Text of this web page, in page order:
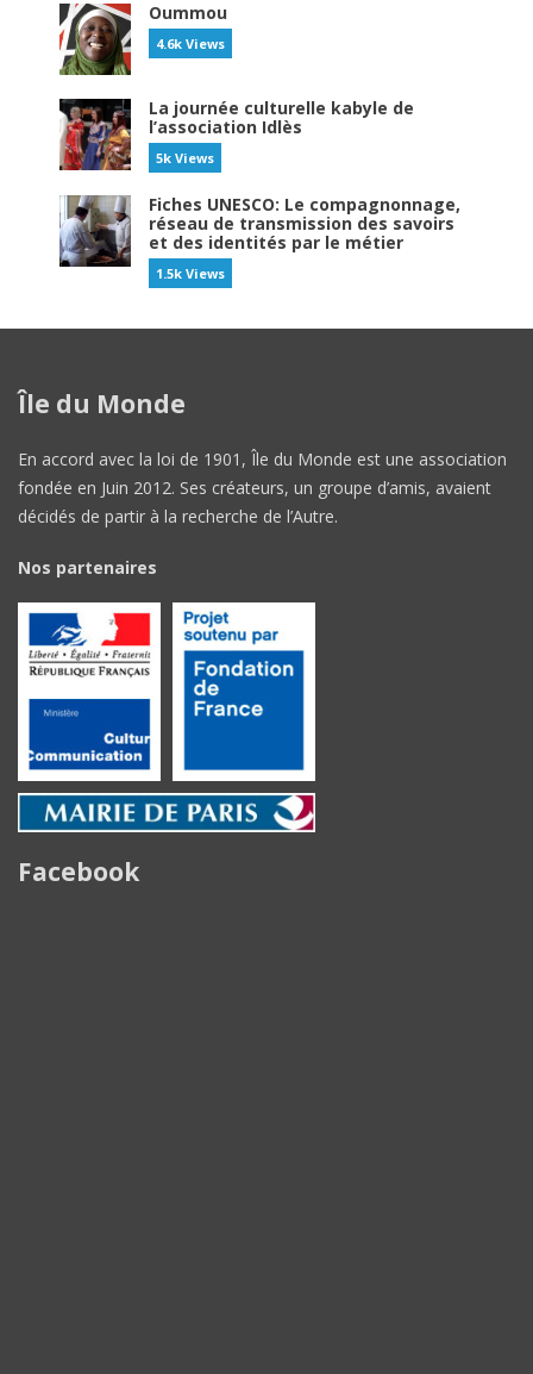
Oummou
4.6k Views
La journée culturelle kabyle de
l’association Idlès
5k Views
Fiches UNESCO: Le compagnonnage,
réseau de transmission des savoirs
et des identités par le métier
1.5k Views
Île du Monde
En accord avec la loi de 1901, Île du Monde est une association
fondée en Juin 2012. Ses créateurs, un groupe d’amis, avaient
décidés de partir à la recherche de l’Autre.
Nos partenaires
Facebook